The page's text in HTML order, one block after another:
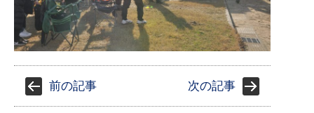
前の記事 次の記事